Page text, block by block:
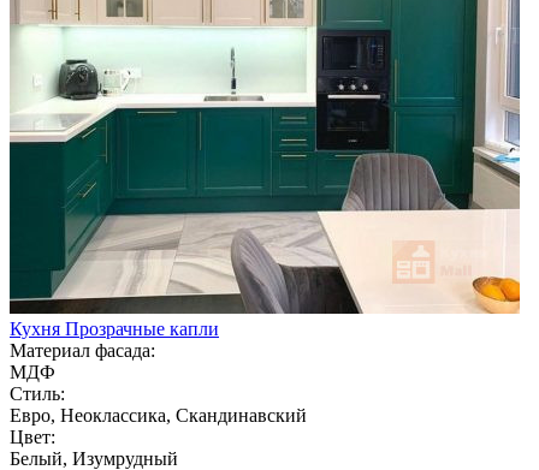
Кухня Прозрачные капли
Материал фасада:
МДФ
Стиль:
Евро, Неоклассика, Скандинавский
Цвет:
Белый, Изумрудный